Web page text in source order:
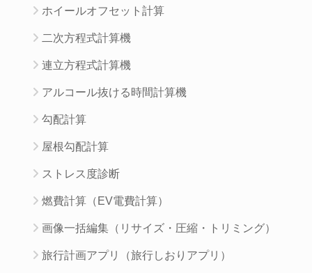
ホイールオフセット計算
二次方程式計算機
連立方程式計算機
アルコール抜ける時間計算機
勾配計算
屋根勾配計算
ストレス度診断
燃費計算（EV電費計算）
画像一括編集（リサイズ・圧縮・トリミング）
旅行計画アプリ（旅行しおりアプリ）